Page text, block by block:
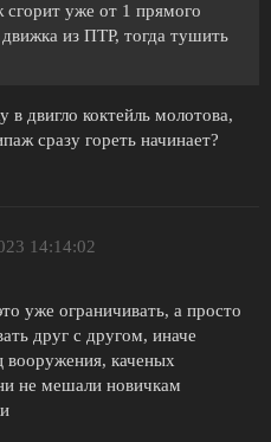
уже от 1 прямого
из ПТР, тогда тушить
в двигло коктейль молотова,
сразу гореть начинает?
14:14:02
уже ограничивать, а просто
друг с другом, иначе
вооружения, каченых
не мешали новичкам